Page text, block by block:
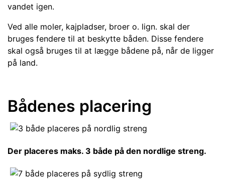
vandet igen.
Ved alle moler, kajpladser, broer o. lign. skal der
bruges fendere til at beskytte båden. Disse fendere
skal også bruges til at lægge bådene på, når de ligger
på land.
Bådenes placering
Der placeres maks. 3 både på den nordlige streng.